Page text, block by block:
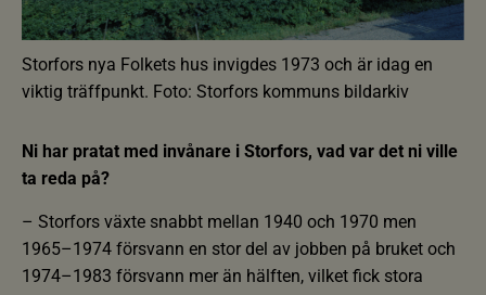
Storfors nya Folkets hus invigdes 1973 och är idag en
viktig träffpunkt. Foto: Storfors kommuns bildarkiv
Ni har pratat med invånare i Storfors, vad var det ni ville
ta reda på?
– Storfors växte snabbt mellan 1940 och 1970 men
1965–1974 försvann en stor del av jobben på bruket och
1974–1983 försvann mer än hälften, vilket fick stora